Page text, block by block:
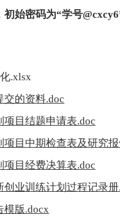
初始密码为“学号@cxcy6
.xlsx
的资料.doc
目结题申请表.doc
目中期检查表及研究
目经费决算表.doc
业训练计划过程记录
模版.docx